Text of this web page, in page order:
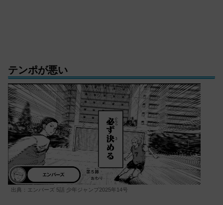
テンポが悪い
出典：エンバーズ 5話 少年ジャンプ2025年14号